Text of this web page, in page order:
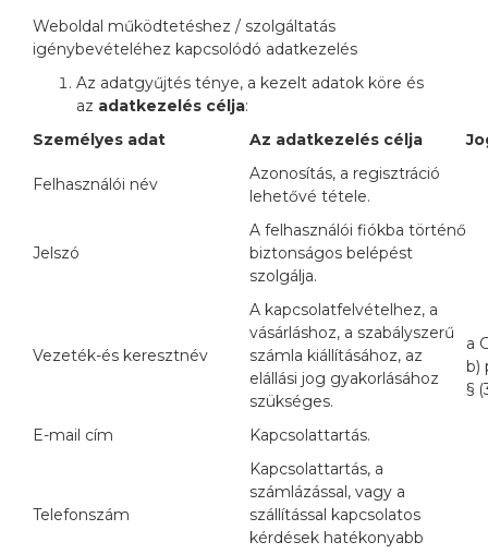
Weboldal működtetéshez / szolgáltatás
igénybevételéhez kapcsolódó adatkezelés
Az adatgyűjtés ténye, a kezelt adatok köre és
az adatkezelés célja:
Személyes adat
Az adatkezelés célja
Felhasználói név
Azonosítás, a regisztráció
lehetővé tétele.
a
b)
§
Jelszó
A felhasználói fiókba történő
biztonságos belépést
szolgálja.
Vezeték-és keresztnév
A kapcsolatfelvételhez, a
vásárláshoz, a szabályszerű
számla kiállításához, az
elállási jog gyakorlásához
szükséges.
E-mail cím
Kapcsolattartás.
Telefonszám
Kapcsolattartás, a
számlázással, vagy a
szállítással kapcsolatos
kérdések hatékonyabb